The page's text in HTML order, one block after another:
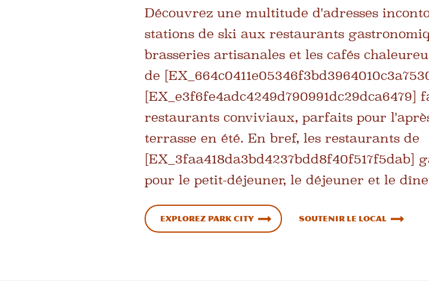
Découvrez une multitude d'adresses
stations de ski aux restaurants
brasseries artisanales et les cafés
de
restaurants conviviaux, parfaits pour
terrasse en été. En bref, les restaurants de
[EX_3faa418da3bd4237bdd8f40f517f5dab]
pour le petit-déjeuner, le déjeuner et le
Explorez Park City Soutenir le local